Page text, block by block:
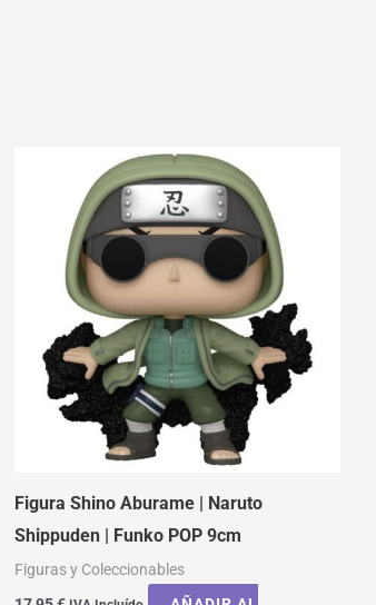
Figura Shino Aburame | Naruto
Shippuden | Funko POP 9cm
Figuras y Coleccionables